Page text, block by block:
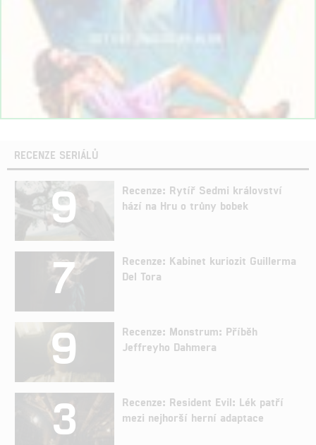
RECENZE SERIÁLŮ
9
Recenze: Rytíř Sedmi království
hází na Hru o trůny bobek
7
Recenze: Kabinet kuriozit Guillerma
Del Tora
9
Recenze: Monstrum: Příběh
Jeffreyho Dahmera
3
Recenze: Resident Evil: Lék patří
mezi nejhorší herní adaptace